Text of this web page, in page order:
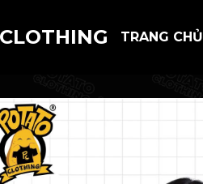
TRANG CHỦ